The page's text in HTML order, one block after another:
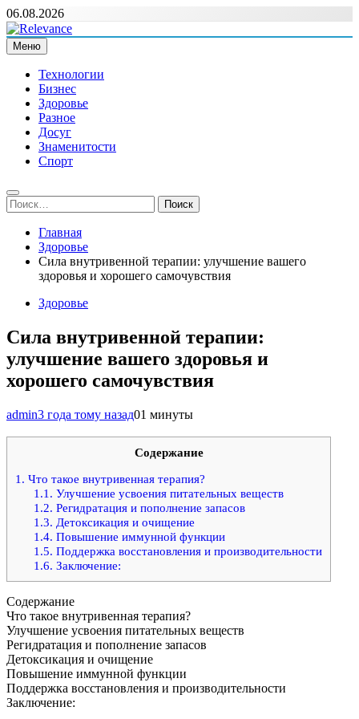
Перейти
к
содержимому
06.08.2026
Relevance
Релевантні новини — саме те, що вам потрібно
Меню
Технологии
Бизнес
Здоровье
Разное
Досуг
Знаменитости
Спорт
Найти:
Главная
Здоровье
Сила внутривенной терапии: улучшение вашего
здоровья и хорошего самочувствия
Здоровье
Сила внутривенной терапии:
улучшение вашего здоровья и
хорошего самочувствия
admin3 года тому назад01 минуты
Содержание
1. Что такое внутривенная терапия?
1.1. Улучшение усвоения питательных веществ
1.2. Регидратация и пополнение запасов
1.3. Детоксикация и очищение
1.4. Повышение иммунной функции
1.5. Поддержка восстановления и производительности
1.6. Заключение:
Содержание
Что такое внутривенная терапия?
Улучшение усвоения питательных веществ
Регидратация и пополнение запасов
Детоксикация и очищение
Повышение иммунной функции
Поддержка восстановления и производительности
Заключение: